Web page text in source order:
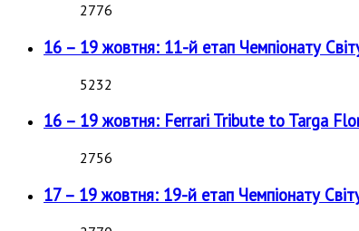
2776
16 – 19 жовтня: 11-й етап Чемпіонату
5232
16 – 19 жовтня: Ferrari Tribute to Targa
2756
17 – 19 жовтня: 19-й етап Чемпіонату